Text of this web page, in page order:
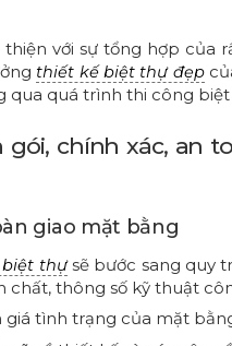
với sự tổng hợp của
thiết kế biệt thự đẹp
qua quá trình thi công biệt
chính xác, an
giao mặt bằng
thựsẽ bước sang quy
thông số kỹ thuật
giá tình trạng của mặt